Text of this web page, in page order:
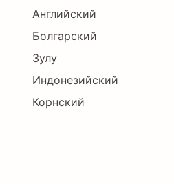
Английский
Болгарский
Зулу
Индонезийский
Корнский